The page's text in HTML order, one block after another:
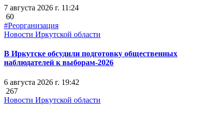
7 августа 2026 г. 11:24
60
#Реорганизация
Новости Иркутской области
В Иркутске обсудили подготовку общественных
наблюдателей к выборам-2026
6 августа 2026 г. 19:42
267
Новости Иркутской области